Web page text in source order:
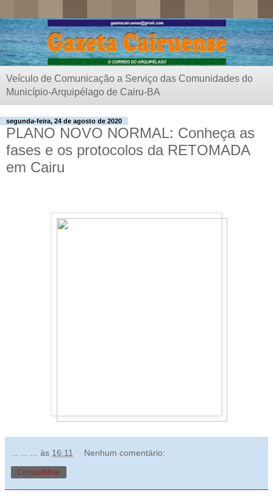
Veículo de Comunicação a Serviço das Comunidades do
Município-Arquipélago de Cairu-BA
segunda-feira, 24 de agosto de 2020
PLANO NOVO NORMAL: Conheça as
fases e os protocolos da RETOMADA
em Cairu
às 16:11 Nenhum comentário:
Compartilhar